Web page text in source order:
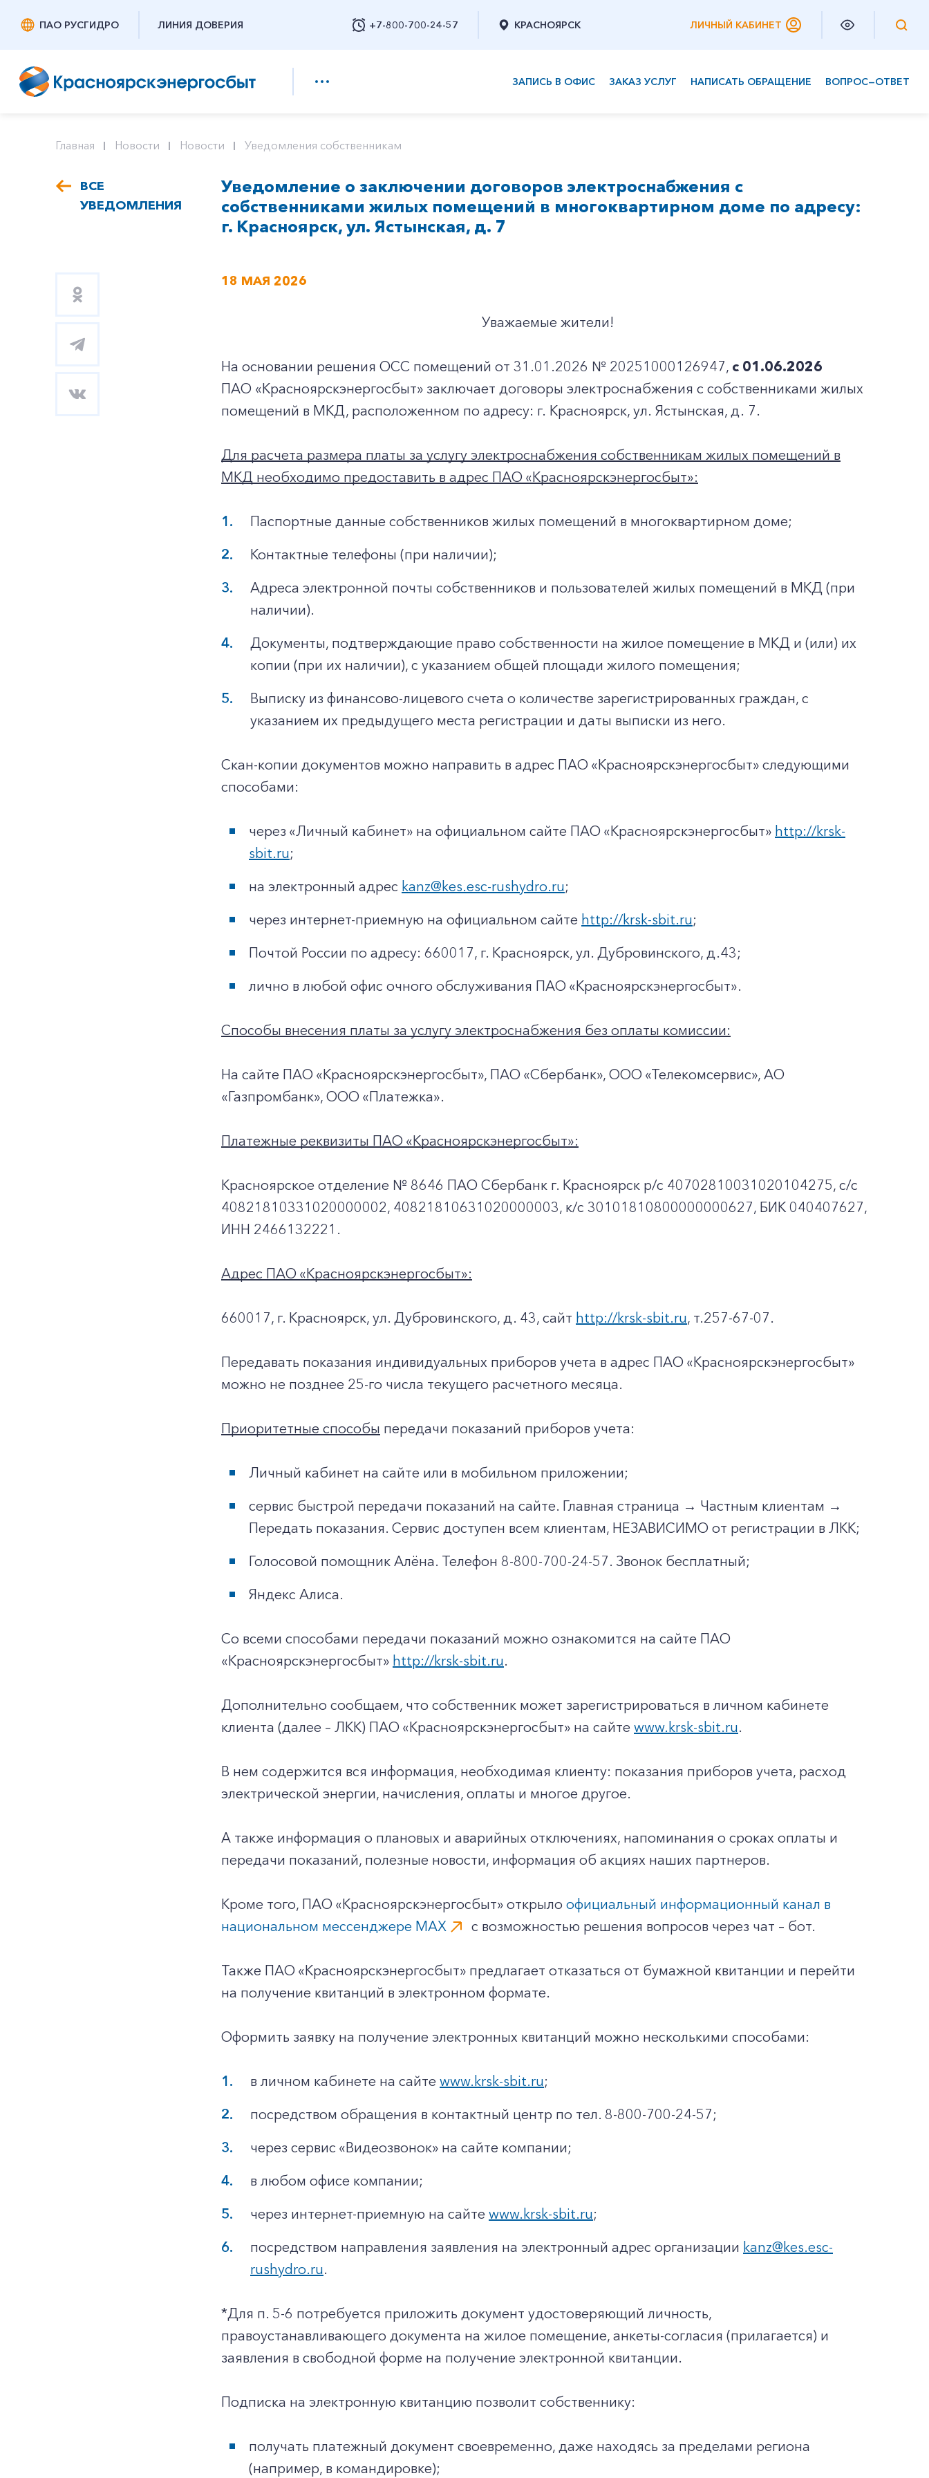
ПАО РУСГИДРО ЛИНИЯ ДОВЕРИЯ +7-800-700-24-57
Заказать обратный звонок
КРАСНОЯРСК ЛИЧНЫЙ КАБИНЕТ
ЗАПИСЬ В ОФИС ЗАКАЗ УСЛУГ НАПИСАТЬ ОБРАЩЕНИЕ ВОПРОС—ОТВЕТ
Заказать обратный звонок
Частным клиентам
Корпоративным клиентам
Главная Новости Новости Уведомления собственникам
ВСЕ
УВЕДОМЛЕНИЯ
Уведомление о заключении договоров электроснабжения с
собственниками жилых помещений в многоквартирном доме по адресу:
г. Красноярск, ул. Ястынская, д. 7
18 МАЯ 2026
Уважаемые жители!
На основании решения ОСС помещений от 31.01.2026 № 20251000126947, с 01.06.2026
ПАО «Красноярскэнергосбыт» заключает договоры электроснабжения с собственниками жилых
помещений в МКД, расположенном по адресу: г. Красноярск, ул. Ястынская, д. 7.
Для расчета размера платы за услугу электроснабжения собственникам жилых помещений в
МКД необходимо предоставить в адрес ПАО «Красноярскэнергосбыт»:
Паспортные данные собственников жилых помещений в многоквартирном доме;
Контактные телефоны (при наличии);
Адреса электронной почты собственников и пользователей жилых помещений в МКД (при
наличии).
Документы, подтверждающие право собственности на жилое помещение в МКД и (или) их
копии (при их наличии), с указанием общей площади жилого помещения;
Выписку из финансово-лицевого счета о количестве зарегистрированных граждан, с
указанием их предыдущего места регистрации и даты выписки из него.
Скан-копии документов можно направить в адрес ПАО «Красноярскэнергосбыт» следующими
способами:
через «Личный кабинет» на официальном сайте ПАО «Красноярскэнергосбыт» http://krsk-
sbit.ru;
на электронный адрес kanz@kes.esc-rushydro.ru;
через интернет-приемную на официальном сайте http://krsk-sbit.ru;
Почтой России по адресу: 660017, г. Красноярск, ул. Дубровинского, д.43;
лично в любой офис очного обслуживания ПАО «Красноярскэнергосбыт».
Способы внесения платы за услугу электроснабжения без оплаты комиссии:
На сайте ПАО «Красноярскэнергосбыт», ПАО «Сбербанк», ООО «Телекомсервис», АО
«Газпромбанк», ООО «Платежка».
Платежные реквизиты ПАО «Красноярскэнергосбыт»:
Красноярское отделение № 8646 ПАО Сбербанк г. Красноярск p/c 40702810031020104275, с/с
40821810331020000002, 40821810631020000003, к/c 30101810800000000627, БИК 040407627,
ИНН 2466132221.
Адрес ПАО «Красноярскэнергосбыт»:
660017, г. Красноярск, ул. Дубровинского, д. 43, сайт http://krsk-sbit.ru, т.257-67-07.
Передавать показания индивидуальных приборов учета в адрес ПАО «Красноярскэнергосбыт»
можно не позднее 25-го числа текущего расчетного месяца.
Приоритетные способы передачи показаний приборов учета:
Личный кабинет на сайте или в мобильном приложении;
сервис быстрой передачи показаний на сайте. Главная страница → Частным клиентам →
Передать показания. Сервис доступен всем клиентам, НЕЗАВИСИМО от регистрации в ЛКК;
Голосовой помощник Алёна. Телефон 8-800-700-24-57. Звонок бесплатный;
Яндекс Алиса.
Со всеми способами передачи показаний можно ознакомится на сайте ПАО
«Красноярскэнергосбыт» http://krsk-sbit.ru.
Дополнительно сообщаем, что собственник может зарегистрироваться в личном кабинете
клиента (далее – ЛКК) ПАО «Красноярскэнергосбыт» на сайте www.krsk-sbit.ru.
В нем содержится вся информация, необходимая клиенту: показания приборов учета, расход
электрической энергии, начисления, оплаты и многое другое.
А также информация о плановых и аварийных отключениях, напоминания о сроках оплаты и
передачи показаний, полезные новости, информация об акциях наших партнеров.
Кроме того, ПАО «Красноярскэнергосбыт» открыло официальный информационный канал в
национальном мессенджере MAX
с возможностью решения вопросов через чат – бот.
Также ПАО «Красноярскэнергосбыт» предлагает отказаться от бумажной квитанции и перейти
на получение квитанций в электронном формате.
Оформить заявку на получение электронных квитанций можно несколькими способами:
в личном кабинете на сайте www.krsk-sbit.ru;
посредством обращения в контактный центр по тел. 8-800-700-24-57;
через сервис «Видеозвонок» на сайте компании;
в любом офисе компании;
через интернет-приемную на сайте www.krsk-sbit.ru;
посредством направления заявления на электронный адрес организации kanz@kes.esc-
rushydro.ru.
*Для п. 5-6 потребуется приложить документ удостоверяющий личность,
правоустанавливающего документа на жилое помещение, анкеты-согласия (прилагается) и
заявления в свободной форме на получение электронной квитанции.
Подписка на электронную квитанцию позволит собственнику:
получать платежный документ своевременно, даже находясь за пределами региона
(например, в командировке);